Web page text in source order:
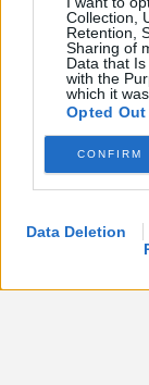
Collection,
Retention,
Sharing of
Data that
with the
which it
Opted Out
CONFIRM
Data Deletion